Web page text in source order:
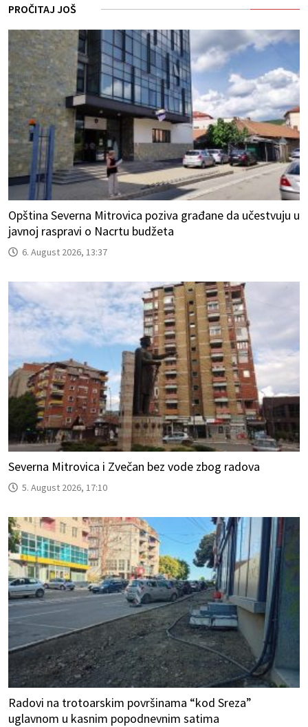
PROČITAJ JOŠ
Opština Severna Mitrovica poziva građane da učestvuju u
javnoj raspravi o Nacrtu budžeta
6. August 2026, 13:37
Severna Mitrovica i Zvečan bez vode zbog radova
5. August 2026, 17:10
Radovi na trotoarskim površinama “kod Sreza”
uglavnom u kasnim popodnevnim satima